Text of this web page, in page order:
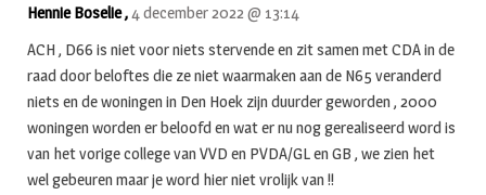
Hennie Boselie ,4 december 2022 @ 13:14
ACH , D66 is niet voor niets stervende en zit samen met CDA in de
raad door beloftes die ze niet waarmaken aan de N65 veranderd
niets en de woningen in Den Hoek zijn duurder geworden , 2000
woningen worden er beloofd en wat er nu nog gerealiseerd word is
van het vorige college van VVD en PVDA/GL en GB , we zien het
wel gebeuren maar je word hier niet vrolijk van !!